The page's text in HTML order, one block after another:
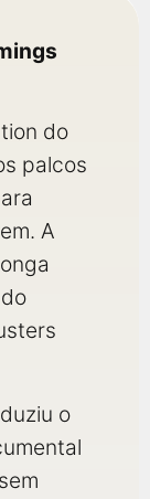
do
palcos
A
o